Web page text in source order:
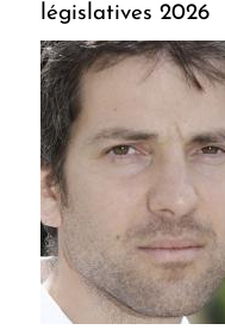
législatives 2026